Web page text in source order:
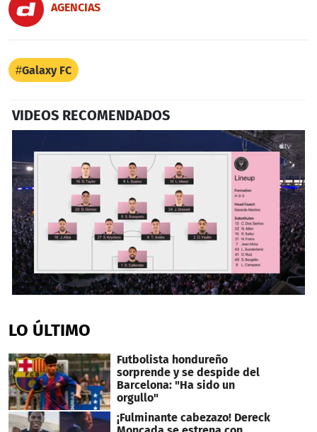
AGENCIAS
Galaxy FC
VIDEOS RECOMENDADOS
of
6
59
seconds
LO ÚLTIMO
Futbolista hondureño
sorprende y se despide del
Barcelona: "Ha sido un
orgullo"
¡Fulminante cabezazo! Dereck